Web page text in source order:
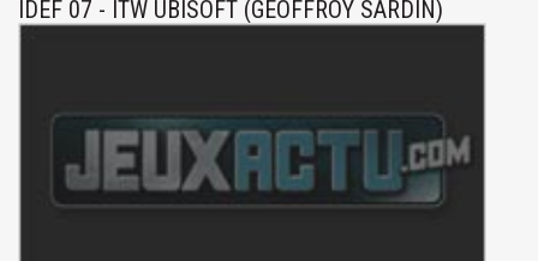
IDEF 07 - ITW UBISOFT (GEOFFROY SARDIN)